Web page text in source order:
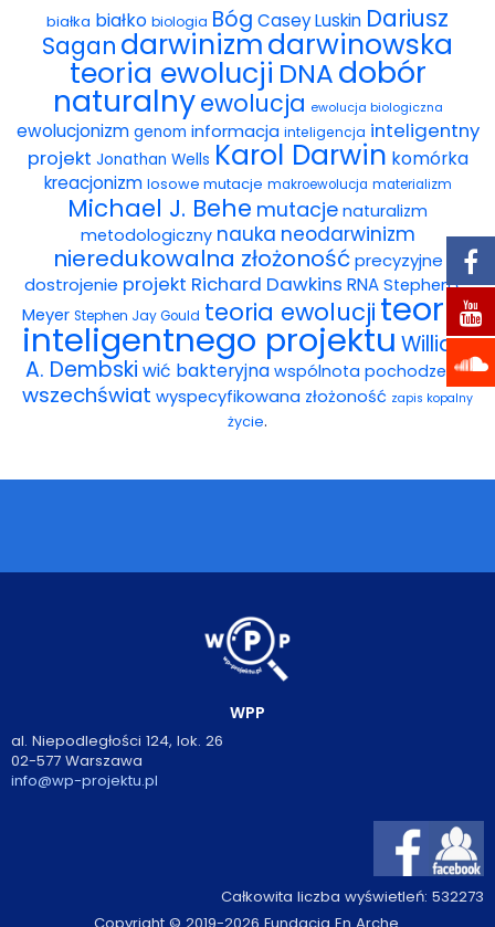
Dla autorów
Darmowy ebook
Księgarnia
FAQ
Spis tekstów
Filmy
Konferencje, webinaria i debaty
Wywiady i wykłady
Podcasty
O książkach
FAQ
Kontakt
białka białko biologia Bóg Casey Luskin Dariusz
Sagan darwinizmdarwinowska
teoria ewolucji DNAdobór
naturalnyewolucja ewolucja biologiczna
ewolucjonizm genom informacja inteligencja inteligentny
projekt Jonathan Wells Karol Darwin komórka
kreacjonizm losowe mutacje makroewolucja materializm
Michael J. Behe mutacje naturalizm
metodologiczny nauka neodarwinizm
nieredukowalna złożoność precyzyjne
dostrojenie projekt Richard Dawkins RNA Stephen C.
Meyer Stephen Jay Gould teoria ewolucji teoria
inteligentnego projektu William
A. Dembski wić bakteryjna wspólnota pochodzenia
wszechświat wyspecyfikowana złożoność zapis kopalny
życie.
WPP
al. Niepodległości 124, lok. 26
02-577 Warszawa
info@wp-projektu.pl
Całkowita liczba wyświetleń: 532273